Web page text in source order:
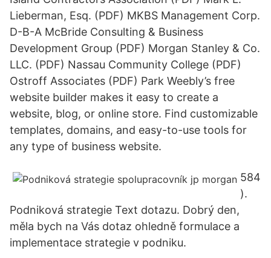
Lieberman, Esq. (PDF) MKBS Management Corp.
D-B-A McBride Consulting & Business
Development Group (PDF) Morgan Stanley & Co.
LLC. (PDF) Nassau Community College (PDF)
Ostroff Associates (PDF) Park Weebly’s free
website builder makes it easy to create a
website, blog, or online store. Find customizable
templates, domains, and easy-to-use tools for
any type of business website.
584
).
Podniková strategie Text dotazu. Dobrý den,
měla bych na Vás dotaz ohledně formulace a
implementace strategie v podniku.